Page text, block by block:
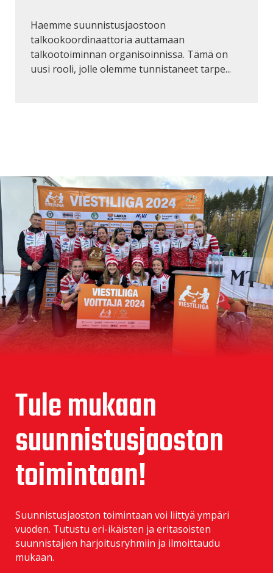
Haemme suunnistusjaostoon
talkookoordinaattoria auttamaan
talkootoiminnan organisoinnissa. Tämä on
uusi rooli, jolle olemme tunnistaneet tarpe...
Tule mukaan
suunnistusjaoston
toimintaan!
Suunnistusjaoston toimintaan voi liittyä ympäri
vuoden. Tutustu eri-ikäisten ja eritasoisten
suunnistajien harjoitusryhmiin ja ilmoittaudu
mukaan.